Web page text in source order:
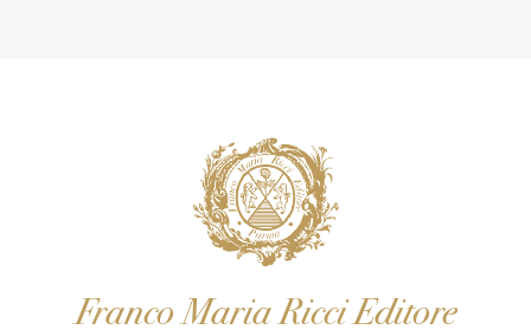
Franco Maria Ricci Editore